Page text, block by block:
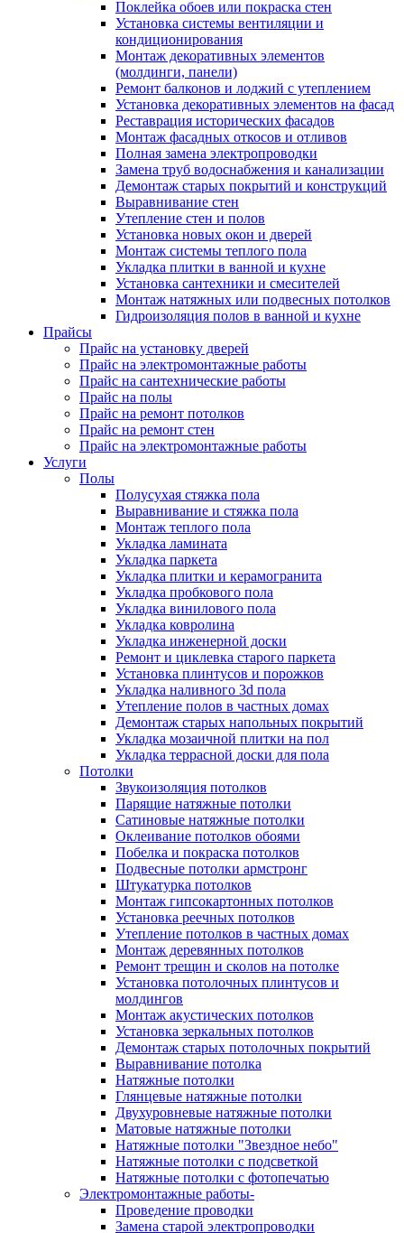
Поклейка обоев или покраска стен
Установка системы вентиляции и
кондиционирования
Монтаж декоративных элементов
(молдинги, панели)
Ремонт балконов и лоджий с утеплением
Установка декоративных элементов на фасад
Реставрация исторических фасадов
Монтаж фасадных откосов и отливов
Полная замена электропроводки
Замена труб водоснабжения и канализации
Демонтаж старых покрытий и конструкций
Выравнивание стен
Утепление стен и полов
Установка новых окон и дверей
Монтаж системы теплого пола
Укладка плитки в ванной и кухне
Установка сантехники и смесителей
Монтаж натяжных или подвесных потолков
Гидроизоляция полов в ванной и кухне
Прайсы
Прайс на установку дверей
Прайс на электромонтажные работы
Прайс на сантехнические работы
Прайс на полы
Прайс на ремонт потолков
Прайс на ремонт стен
Прайс на электромонтажные работы
Услуги
Полы
Полусухая стяжка пола
Выравнивание и стяжка пола
Монтаж теплого пола
Укладка ламината
Укладка паркета
Укладка плитки и керамогранита
Укладка пробкового пола
Укладка винилового пола
Укладка ковролина
Укладка инженерной доски
Ремонт и циклевка старого паркета
Установка плинтусов и порожков
Укладка наливного 3d пола
Утепление полов в частных домах
Демонтаж старых напольных покрытий
Укладка мозаичной плитки на пол
Укладка террасной доски для пола
Потолки
Звукоизоляция потолков
Парящие натяжные потолки
Сатиновые натяжные потолки
Оклеивание потолков обоями
Побелка и покраска потолков
Подвесные потолки армстронг
Штукатурка потолков
Монтаж гипсокартонных потолков
Установка реечных потолков
Утепление потолков в частных домах
Монтаж деревянных потолков
Ремонт трещин и сколов на потолке
Установка потолочных плинтусов и
молдингов
Монтаж акустических потолков
Установка зеркальных потолков
Демонтаж старых потолочных покрытий
Выравнивание потолка
Натяжные потолки
Глянцевые натяжные потолки
Двухуровневые натяжные потолки
Матовые натяжные потолки
Натяжные потолки "Звездное небо"
Натяжные потолки с подсветкой
Натяжные потолки с фотопечатью
Электромонтажные работы-
Проведение проводки
Замена старой электропроводки